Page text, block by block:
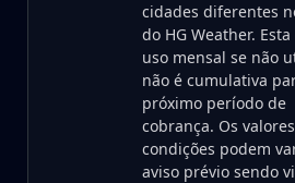
cidades diferentes
do HG Weather.
uso mensal se não
não é cumulativa
próximo período de
cobrança. Os
condições podem
aviso prévio sendo